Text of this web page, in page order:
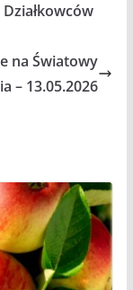
na Światowy
– 13.05.2026